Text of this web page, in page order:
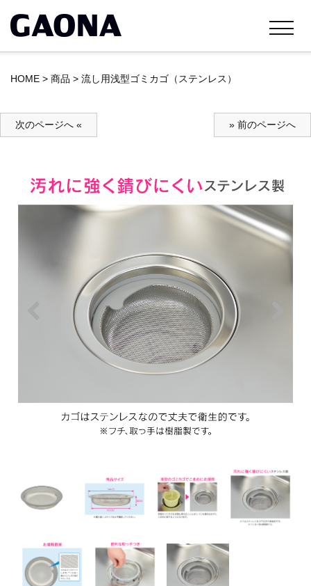
HOME > 商品 > 流し用浅型ゴミカゴ（ステンレス）
次のページへ « » 前のページへ